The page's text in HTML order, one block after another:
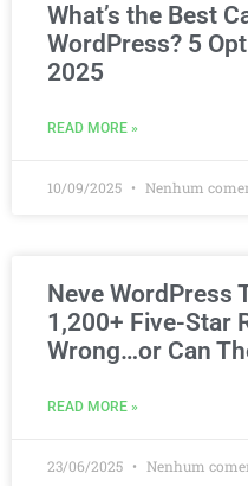
What’s the Best
WordPress? 5
2025
READ MORE »
10/09/2025 Nenhum
Neve WordPress
1,200+ Five-Star
Wrong…or Can
READ MORE »
23/06/2025 Nenhum